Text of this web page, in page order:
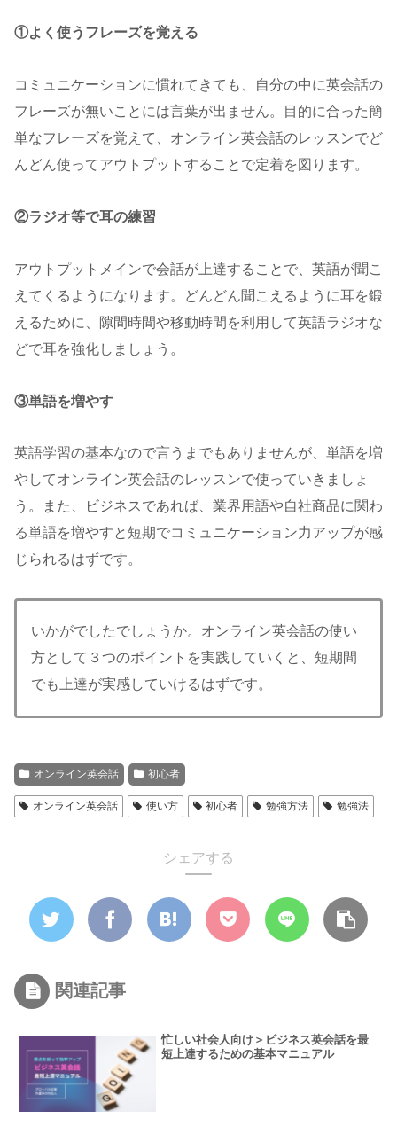
①よく使うフレーズを覚える
コミュニケーションに慣れてきても、自分の中に英会話の
フレーズが無いことには言葉が出ません。目的に合った簡
単なフレーズを覚えて、オンライン英会話のレッスンでど
んどん使ってアウトプットすることで定着を図ります。
②ラジオ等で耳の練習
アウトプットメインで会話が上達することで、英語が聞こ
えてくるようになります。どんどん聞こえるように耳を鍛
えるために、隙間時間や移動時間を利用して英語ラジオな
どで耳を強化しましょう。
③単語を増やす
英語学習の基本なので言うまでもありませんが、単語を増
やしてオンライン英会話のレッスンで使っていきましょ
う。また、ビジネスであれば、業界用語や自社商品に関わ
る単語を増やすと短期でコミュニケーション力アップが感
じられるはずです。
いかがでしたでしょうか。オンライン英会話の使い
方として３つのポイントを実践していくと、短期間
でも上達が実感していけるはずです。
オンライン英会話 初心者
オンライン英会話 使い方 初心者 勉強方法 勉強法
シェアする
関連記事
忙しい社会人向け＞ビジネス英会話を最
短上達するための基本マニュアル